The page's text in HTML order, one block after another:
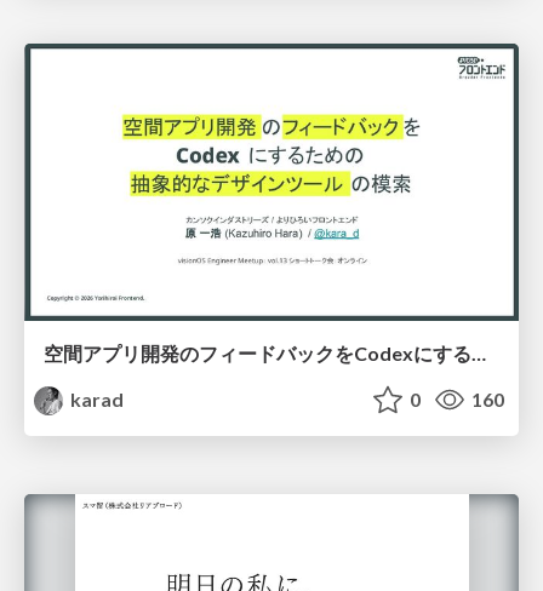
空間アプリ開発のフィードバックをCodexにするための抽象的なデザインツールの模索
karad
0 160